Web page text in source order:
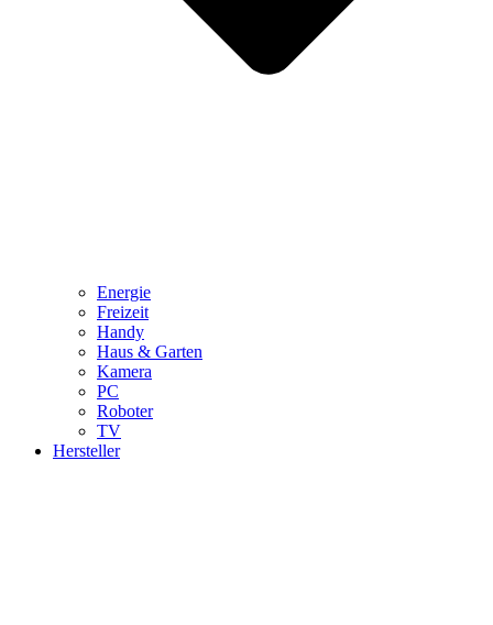
Energie
Freizeit
Handy
Haus & Garten
Kamera
PC
Roboter
TV
Hersteller